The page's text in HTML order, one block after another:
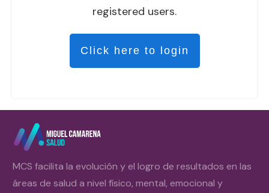
registered users.
Click here to login
MCS facilita la evolución y el logro de resultados en las
áreas de salud a nivel físico, mental, emocional y